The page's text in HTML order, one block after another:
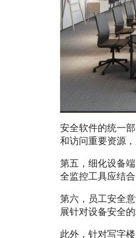
安全软件的统一
和访问重要资源
第五，细化设备
全监控工具应结
第六，员工安全
展针对设备安全
此外，针对写字